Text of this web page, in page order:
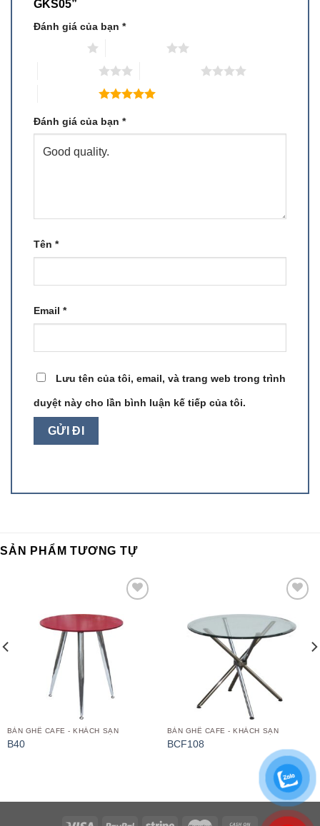
GKS05”
Đánh giá của bạn *
Đánh giá của bạn *
Tên *
Email *
Lưu tên của tôi, email, và trang web trong trình
duyệt này cho lần bình luận kế tiếp của tôi.
SẢN PHẨM TƯƠNG TỰ
BÀN GHẾ CAFE - KHÁCH SẠN
B40
Add to
BÀN GHẾ CAFE - KHÁCH SẠN
BCF108